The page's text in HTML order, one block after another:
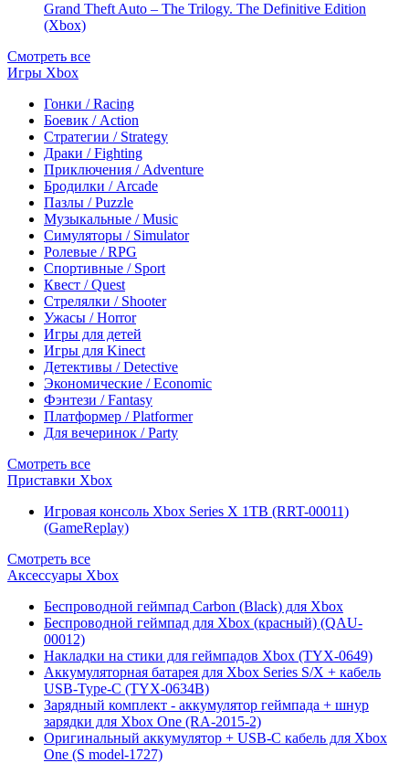
Grand Theft Auto – The Trilogy. The Definitive Edition
(Xbox)
Смотреть все
Игры Xbox
Гонки / Racing
Боевик / Action
Стратегии / Strategy
Драки / Fighting
Приключения / Adventure
Бродилки / Arcade
Пазлы / Puzzle
Музыкальные / Music
Симуляторы / Simulator
Ролевые / RPG
Спортивные / Sport
Квест / Quest
Стрелялки / Shooter
Ужасы / Horror
Игры для детей
Игры для Kinect
Детективы / Detective
Экономические / Economic
Фэнтези / Fantasy
Платформер / Platformer
Для вечеринок / Party
Смотреть все
Приставки Xbox
Игровая консоль Xbox Series X 1TB (RRT-00011)
(GameReplay)
Смотреть все
Аксессуары Xbox
Беспроводной геймпад Carbon (Black) для Xbox
Беспроводной геймпад для Xbox (красный) (QAU-
00012)
Накладки на стики для геймпадов Xbox (TYX-0649)
Аккумуляторная батарея для Xbox Series S/X + кабель
USB-Type-C (TYX-0634B)
Зарядный комплект - аккумулятор геймпада + шнур
зарядки для Xbox One (RA-2015-2)
Оригинальный аккумулятор + USB-C кабель для Xbox
One (S model-1727)